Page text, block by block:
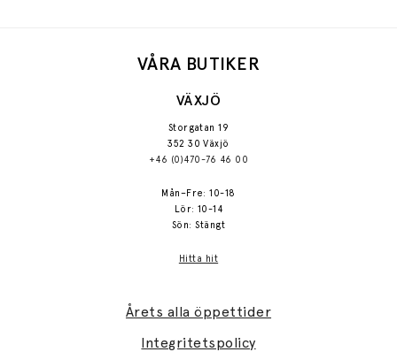
VÅRA BUTIKER
VÄXJÖ
Storgatan 19
352 30 Växjö
+46 (0)470-76 46 00
Mån–Fre: 10-18
Lör: 10-14
Sön: Stängt
Hitta hit
Årets alla öppettider
Integritetspolicy